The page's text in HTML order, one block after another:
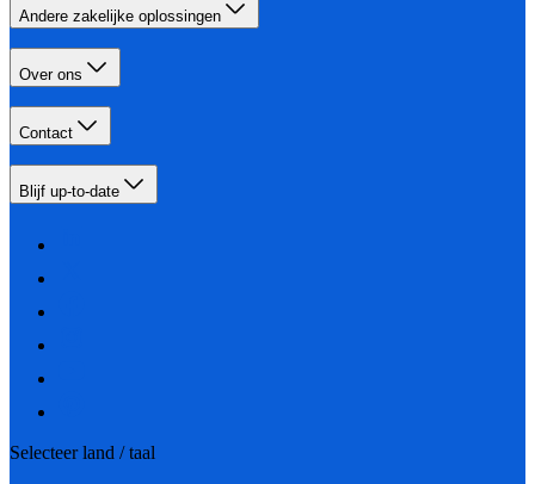
Andere zakelijke oplossingen
Over ons
Contact
Blijf up-to-date
Selecteer land / taal